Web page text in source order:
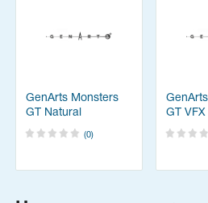
GenArts Monsters
GT Natural
Phenomena Theme
(0)
GT